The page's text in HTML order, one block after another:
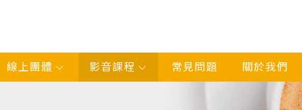
線上團體 影音課程 常見問題 關於我們